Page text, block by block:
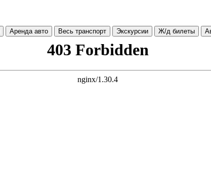
Аренда авто Весь транспорт Экскурсии Ж/д билеты